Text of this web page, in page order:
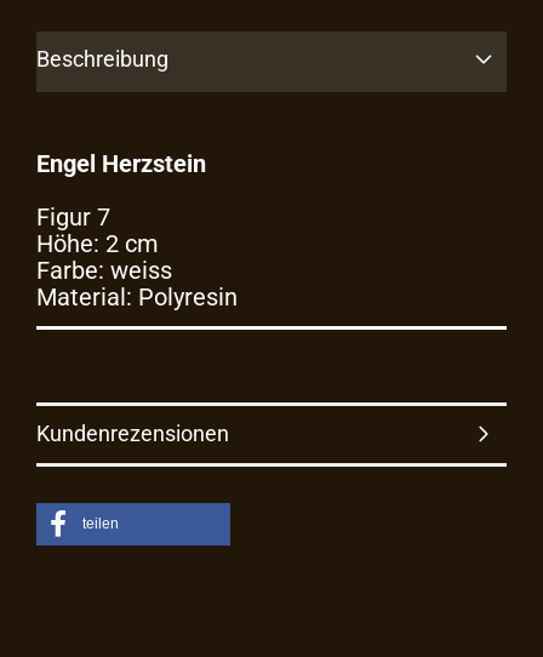
Beschreibung
Engel Herzstein
Figur 7
Höhe: 2 cm
Farbe: weiss
Material: Polyresin
Kundenrezensionen
teilen